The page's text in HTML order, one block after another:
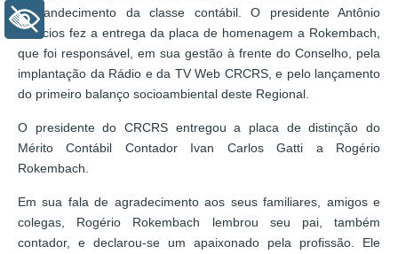
engrandecimento da classe contábil. O presidente Antônio
Palácios fez a entrega da placa de homenagem a Rokembach,
que foi responsável, em sua gestão à frente do Conselho, pela
implantação da Rádio e da TV Web CRCRS, e pelo lançamento
do primeiro balanço socioambiental deste Regional.
O presidente do CRCRS entregou a placa de distinção do
Mérito Contábil Contador Ivan Carlos Gatti a Rogério
Rokembach.
Em sua fala de agradecimento aos seus familiares, amigos e
colegas, Rogério Rokembach lembrou seu pai, também
contador, e declarou-se um apaixonado pela profissão. Ele
+ Acessibilidade